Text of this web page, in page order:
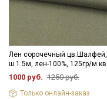
Лен сорочечный цв.Шалфей,
ш.1.5м, лен-100%, 125гр/м.кв
1000 руб. 1250 руб.
Только онлайн-заказ